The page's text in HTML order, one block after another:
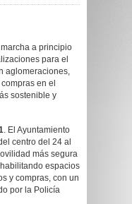
a principio
para el
aglomeraciones,
en el
sostenible y
. El Ayuntamiento
centro del 24 al
más segura
espacios
y compras, con un
por la Policía